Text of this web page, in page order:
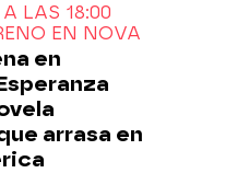
A LAS 18:00
EN NOVA
en
arrasa en